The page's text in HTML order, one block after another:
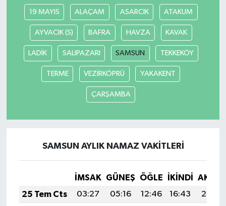
19 MAYIS ALAÇAM ASARCIK ATAKUM
AYVACIK (S) BAFRA HAVZA KAVAK
LADİK SALIPAZARI SAMSUN TEKKEKÖY
TERME VEZİRKÖPRÜ YAKAKENT
ÇARŞAMBA
SAMSUN AYLIK NAMAZ VAKITLERI
İMSAK GÜNEŞ ÖĞLE İKINDI
25 Tem Cts
03:27 05:16 12:46 16:43
20:07